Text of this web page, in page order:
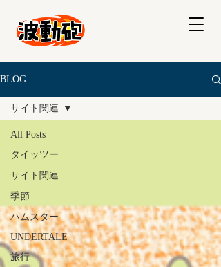
BLOG
All Posts
タイッツー
サイト関連
季節
ハムスター
UNDERTALE
旅行
サイト関連